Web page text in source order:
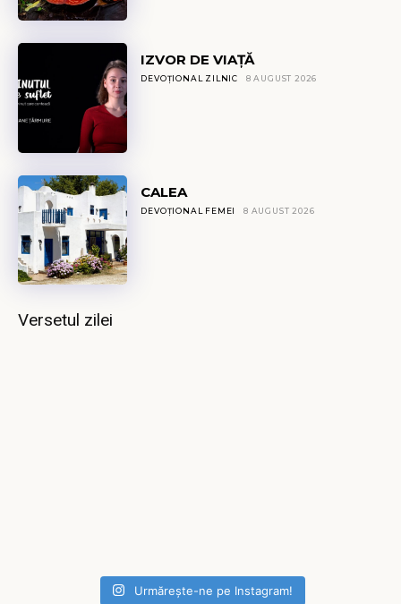
IZVOR DE VIAȚĂ
DEVOȚIONAL ZILNIC 8 AUGUST 2026
CALEA
DEVOȚIONAL FEMEI 8 AUGUST 2026
Versetul zilei
Urmărește-ne pe Instagram!